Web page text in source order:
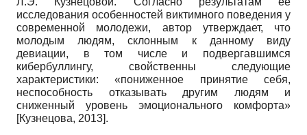
исследования особенностей виктимного поведения у
современной молодежи, автор утверждает, что
молодым людям, склонным к данному виду
девиации, в том числе и подвергавшимся
кибербуллингу, свойственны следующие
характеристики: «пониженное принятие себя,
неспособность отказывать другим людям и
сниженный уровень эмоционального комфорта»
[Кузнецова, 2013].